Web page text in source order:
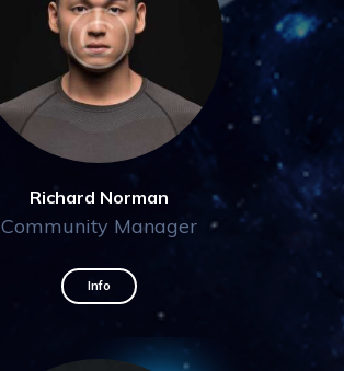
Richard Norman
Community Manager
Info